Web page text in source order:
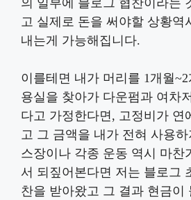
고 실제로 돈을 써야할 상황역
내는게 가능해집니다.
이를테면 내가 머리를 1개월
용실을 찾아가 다운펌과 여차
다고 가정한다면, 고정비가 연
고 그 금액을 내가 전혀 사용
스장이나 각종 운동 역시 마찬
서 되짚어본다면 저는 블로그
찬을 받아왔고 그 결과 현금이